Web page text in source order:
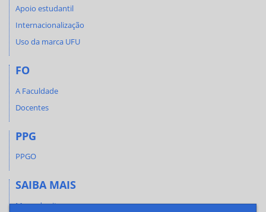
Apoio estudantil
Internacionalização
Uso da marca UFU
FO
A Faculdade
Docentes
PPG
PPGO
SAIBA MAIS
Mapa do site